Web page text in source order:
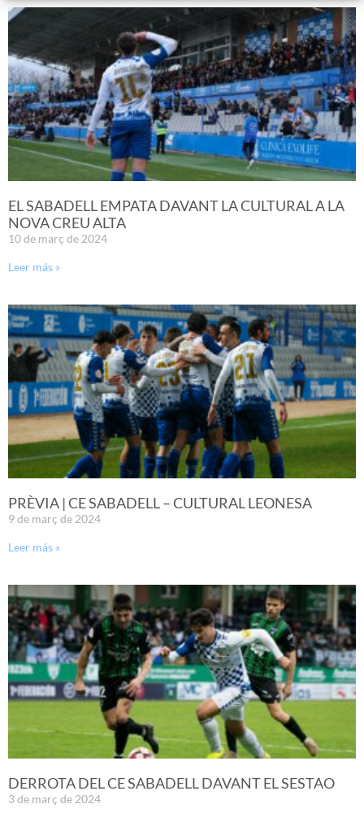
EL SABADELL EMPATA DAVANT LA CULTURAL A LA
NOVA CREU ALTA
10 de març de 2024
Leer más »
PRÈVIA | CE SABADELL – CULTURAL LEONESA
9 de març de 2024
Leer más »
DERROTA DEL CE SABADELL DAVANT EL SESTAO
3 de març de 2024